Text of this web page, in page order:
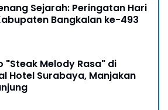
Sejarah: Peringatan Hari
Bangkalan ke-493
"Steak Melody Rasa" di
Hotel Surabaya, Manjakan